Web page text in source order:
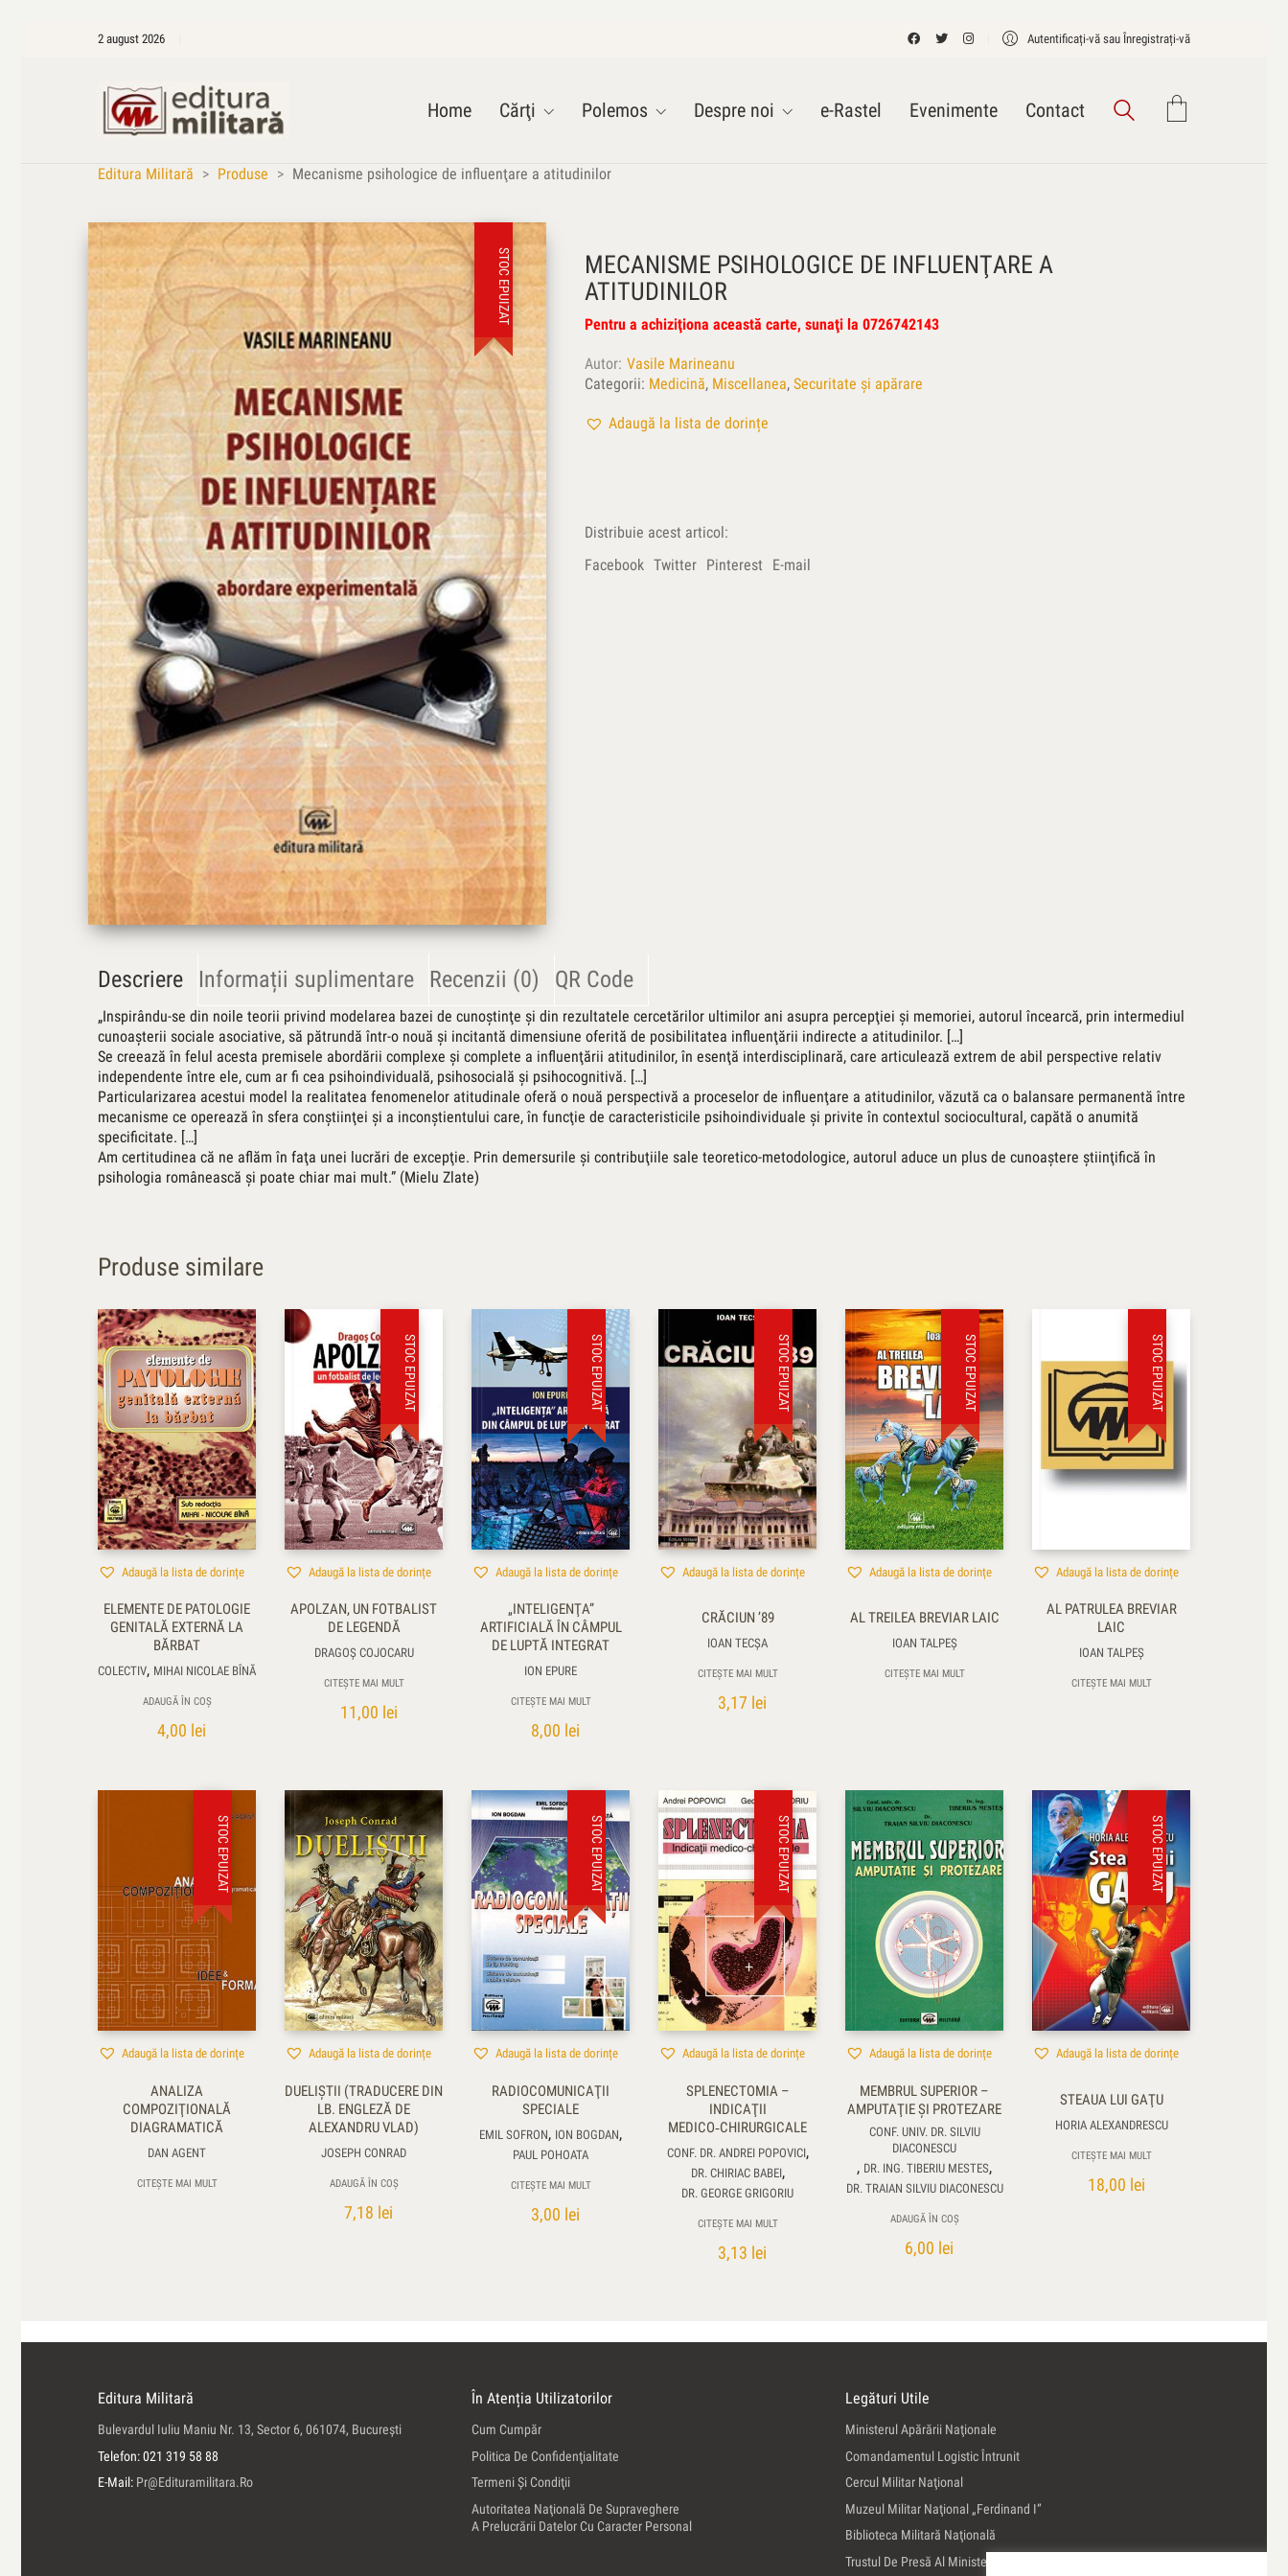
2 august 2026 Autentificați-vă sau Înregistrați-vă
Home Cărţi Polemos Despre noi e-Rastel Evenimente Contact
Editura Militară > Produse > Mecanisme psihologice de influenţare a atitudinilor
STOC EPUIZAT
MECANISME PSIHOLOGICE DE INFLUENŢARE A
ATITUDINILOR
Pentru a achiziţiona această carte, sunaţi la 0726742143
Autor Vasile Marineanu
Categorii: Medicină, Miscellanea, Securitate și apărare
Adaugă la lista de dorințe
Distribuie acest articol:
Facebook Twitter Pinterest E-mail
Descriere Informații suplimentare Recenzii (0) QR Code
„Inspirându-se din noile teorii privind modelarea bazei de cunoştinţe şi din rezultatele cercetărilor ultimilor ani asupra percepţiei şi memoriei, autorul încearcă, prin intermediul
cunoaşterii sociale asociative, să pătrundă într-o nouă şi incitantă dimensiune oferită de posibilitatea influenţării indirecte a atitudinilor. […]
Se creează în felul acesta premisele abordării complexe şi complete a influenţării atitudinilor, în esenţă interdisciplinară, care articulează extrem de abil perspective relativ
independente între ele, cum ar fi cea psihoindividuală, psihosocială şi psihocognitivă. […]
Particularizarea acestui model la realitatea fenomenelor atitudinale oferă o nouă perspectivă a proceselor de influenţare a atitudinilor, văzută ca o balansare permanentă între
mecanisme ce operează în sfera conştiinţei şi a inconştientului care, în funcţie de caracteristicile psihoindividuale şi privite în contextul sociocultural, capătă o anumită
specificitate. […]
Am certitudinea că ne aflăm în faţa unei lucrări de excepţie. Prin demersurile şi contribuţiile sale teoretico-metodologice, autorul aduce un plus de cunoaştere ştiinţifică în
psihologia românească şi poate chiar mai mult.” (Mielu Zlate)
Produse similare
Adaugă la lista de dorințe
ELEMENTE DE PATOLOGIE
GENITALĂ EXTERNĂ LA
BĂRBAT
COLECTIV, MIHAI NICOLAE BÎNĂ
ADAUGĂ ÎN COȘ
4,00 lei
STOC EPUIZAT
Adaugă la lista de dorințe
APOLZAN, UN FOTBALIST
DE LEGENDĂ
DRAGOŞ COJOCARU
CITEȘTE MAI MULT
11,00 lei
STOC EPUIZAT
Adaugă la lista de dorințe
„INTELIGENŢA”
ARTIFICIALĂ ÎN CÂMPUL
DE LUPTĂ INTEGRAT
ION EPURE
CITEȘTE MAI MULT
8,00 lei
STOC EPUIZAT
Adaugă la lista de dorințe
CRĂCIUN ’89
IOAN TECŞA
CITEȘTE MAI MULT
3,17 lei
STOC EPUIZAT
Adaugă la lista de dorințe
AL TREILEA BREVIAR LAIC
IOAN TALPEŞ
CITEȘTE MAI MULT
STOC EPUIZAT
Adaugă la lista de dorințe
AL PATRULEA BREVIAR
LAIC
IOAN TALPEŞ
CITEȘTE MAI MULT
STOC EPUIZAT
Adaugă la lista de dorințe
ANALIZA
COMPOZIŢIONALĂ
DIAGRAMATICĂ
DAN AGENT
CITEȘTE MAI MULT
Adaugă la lista de dorințe
DUELIŞTII (TRADUCERE DIN
LB. ENGLEZĂ DE
ALEXANDRU VLAD)
JOSEPH CONRAD
ADAUGĂ ÎN COȘ
7,18 lei
STOC EPUIZAT
Adaugă la lista de dorințe
RADIOCOMUNICAŢII
SPECIALE
EMIL SOFRON, ION BOGDAN,
PAUL POHOATA
CITEȘTE MAI MULT
3,00 lei
STOC EPUIZAT
Adaugă la lista de dorințe
SPLENECTOMIA –
INDICAŢII
MEDICO‑CHIRURGICALE
CONF. DR. ANDREI POPOVICI,
DR. CHIRIAC BABEI,
DR. GEORGE GRIGORIU
CITEȘTE MAI MULT
3,13 lei
Adaugă la lista de dorințe
MEMBRUL SUPERIOR –
AMPUTAŢIE ŞI PROTEZARE
CONF. UNIV. DR. SILVIU
DIACONESCU
, DR. ING. TIBERIU MESTES,
DR. TRAIAN SILVIU DIACONESCU
ADAUGĂ ÎN COȘ
6,00 lei
STOC EPUIZAT
Adaugă la lista de dorințe
STEAUA LUI GAŢU
HORIA ALEXANDRESCU
CITEȘTE MAI MULT
18,00 lei
Editura Militară
Bulevardul Iuliu Maniu Nr. 13, Sector 6, 061074, Bucureşti
Telefon: 021 319 58 88
E-Mail: Pr@edituramilitara.ro
În Atenția Utilizatorilor
Cum Cumpăr
Politica De Confidenţialitate
Termeni Şi Condiţii
Autoritatea Naţională De Supraveghere
A Prelucrării Datelor Cu Caracter Personal
Legături Utile
Ministerul Apărării Naţionale
Comandamentul Logistic Întrunit
Cercul Militar Naţional
Muzeul Militar Naţional „Ferdinand I”
Biblioteca Militară Naţională
Trustul De Presă Al Ministerului Apărării Naţionale